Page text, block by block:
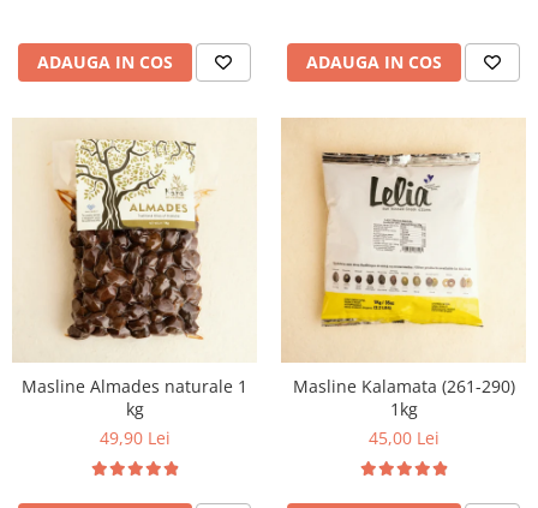
ADAUGA IN COS ADAUGA IN COS
Masline Almades naturale 1
kg
49,90 Lei
Masline Kalamata (261-290)
1kg
45,00 Lei